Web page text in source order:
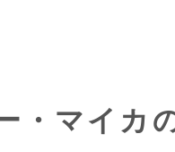
・マイカ